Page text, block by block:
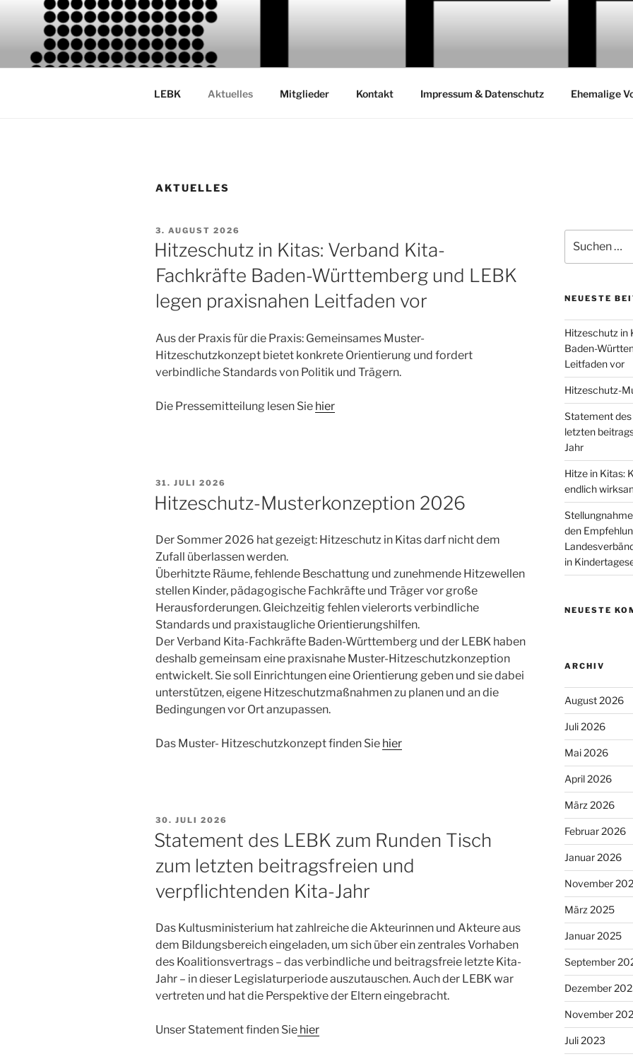
springen
LANDESELTERNBEIRATS
KINDERTAGESBETREUUNG BW
LEBK Aktuelles Mitglieder Kontakt Impressum & Datenschutz Ehemalige
AKTUELLES
VERÖFFENTLICHT
AM
3. AUGUST 2026
Hitzeschutz in Kitas: Verband Kita-
Fachkräfte Baden-Württemberg und LEBK
legen praxisnahen Leitfaden vor
Aus der Praxis für die Praxis: Gemeinsames Muster-
Hitzeschutzkonzept bietet konkrete Orientierung und fordert
verbindliche Standards von Politik und Trägern.
Die Pressemitteilung lesen Sie hier
VERÖFFENTLICHT
31. JULI 2026
Hitzeschutz-Musterkonzeption 2026
Der Sommer 2026 hat gezeigt: Hitzeschutz in Kitas darf nicht dem
Zufall überlassen werden.
Überhitzte Räume, fehlende Beschattung und zunehmende Hitzewellen
stellen Kinder, pädagogische Fachkräfte und Träger vor große
Herausforderungen. Gleichzeitig fehlen vielerorts verbindliche
Standards und praxistaugliche Orientierungshilfen.
Der Verband Kita-Fachkräfte Baden-Württemberg und der LEBK haben
deshalb gemeinsam eine praxisnahe Muster-Hitzeschutzkonzeption
entwickelt. Sie soll Einrichtungen eine Orientierung geben und sie dabei
unterstützen, eigene Hitzeschutzmaßnahmen zu planen und an die
Bedingungen vor Ort anzupassen.
Das Muster- Hitzeschutzkonzept finden Sie hier
VERÖFFENTLICHT
AM
30. JULI 2026
Statement des LEBK zum Runden Tisch
zum letzten beitragsfreien und
verpflichtenden Kita-Jahr
Das Kultusministerium hat zahlreiche die Akteurinnen und Akteure aus
dem Bildungsbereich eingeladen, um sich über ein zentrales Vorhaben
des Koalitionsvertrags – das verbindliche und beitragsfreie letzte Kita-
Jahr – in dieser Legislaturperiode auszutauschen. Auch der LEBK war
vertreten und hat die Perspektive der Eltern eingebracht.
Unser Statement finden Sie hier
nach:
NEUESTE
Hitzeschutz in
Baden-
Leitfaden vor
Hitzeschutz-
Statement
letzten
Jahr
Hitze in Kitas:
endlich
den
in
NEUESTE
ARCHIV
August 2026
Juli 2026
Mai 2026
April 2026
März 2026
Februar 2026
Januar 2026
November
März 2025
Januar 2025
September
Dezember
November
Juli 2023